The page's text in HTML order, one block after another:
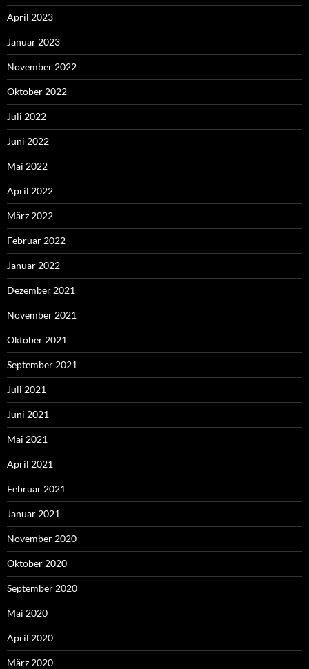
April 2023
Januar 2023
November 2022
Oktober 2022
Juli 2022
Juni 2022
Mai 2022
April 2022
März 2022
Februar 2022
Januar 2022
Dezember 2021
November 2021
Oktober 2021
September 2021
Juli 2021
Juni 2021
Mai 2021
April 2021
Februar 2021
Januar 2021
November 2020
Oktober 2020
September 2020
Mai 2020
April 2020
März 2020